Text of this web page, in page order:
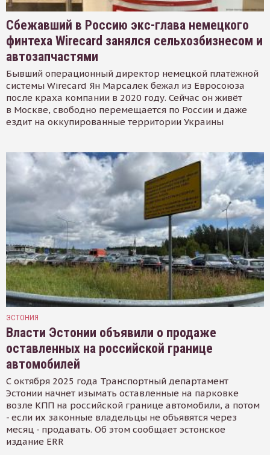
Сбежавший в Россию экс-глава немецкого
финтеха Wirecard занялся сельхозбизнесом и
автозапчастями
Бывший операционный директор немецкой платёжной
системы Wirecard Ян Марсалек бежал из Евросоюза
после краха компании в 2020 году. Сейчас он живёт
в Москве, свободно перемещается по России и даже
ездит на оккупированные территории Украины
ЭСТОНИЯ
Власти Эстонии объявили о продаже
оставленных на российской границе
автомобилей
С октября 2025 года Транспортный департамент
Эстонии начнет изымать оставленные на парковке
возле КПП на российской границе автомобили, а потом
- если их законные владельцы не объявятся через
месяц - продавать. Об этом сообщает эстонское
издание ERR